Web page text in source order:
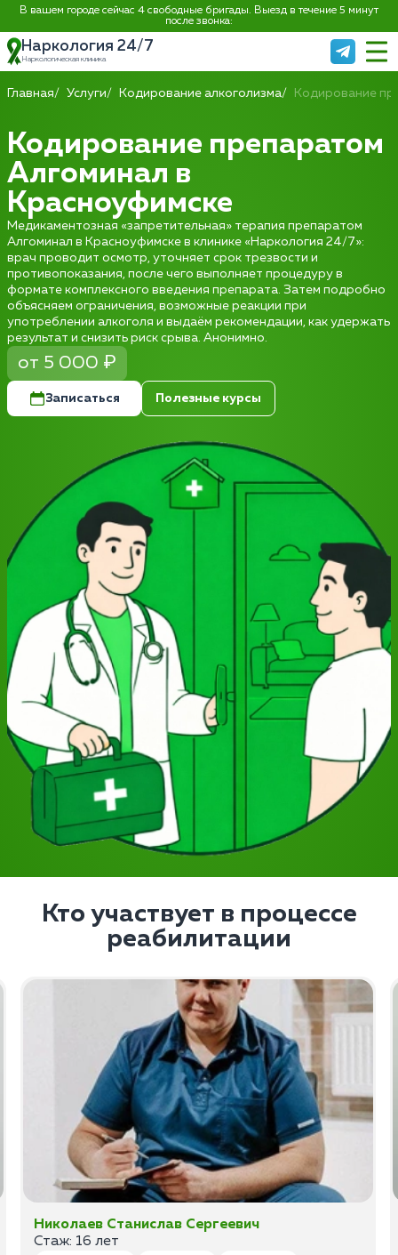
В вашем городе сейчас 4 свободные бригады. Выезд в течение 5 минут
после звонка:
Наркология 24/7
Наркологическая клиника
Главная Услуги Кодирование алкоголизма Кодирование
Кодирование препаратом
Алгоминал в
Красноуфимске
Медикаментозная «запретительная» терапия препаратом
Алгоминал в Красноуфимске в клинике «Наркология 24/7»:
врач проводит осмотр, уточняет срок трезвости и
противопоказания, после чего выполняет процедуру в
формате комплексного введения препарата. Затем подробно
объясняем ограничения, возможные реакции при
употреблении алкоголя и выдаём рекомендации, как удержать
результат и снизить риск срыва. Анонимно.
от 5 000 ₽
Записаться Полезные курсы
Кто участвует в процессе
реабилитации
Николаев Станислав Сергеевич
Стаж: 16 лет